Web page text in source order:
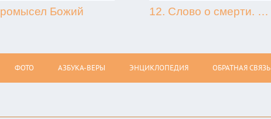
Божий 12. Слово о смерти. Игнатий Брянчанинов.
ФОТО АЗБУКА-ВЕРЫ ЭНЦИКЛОПЕДИЯ ОБРАТНАЯ СВЯЗЬ